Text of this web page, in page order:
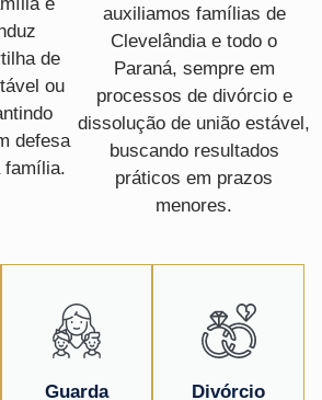
de
ou
defesa
família.
auxiliamos famílias de
Clevelândia e todo o
Paraná, sempre em
processos de divórcio e
dissolução de união estável,
buscando resultados
práticos em prazos
menores.
Guarda
Divórcio